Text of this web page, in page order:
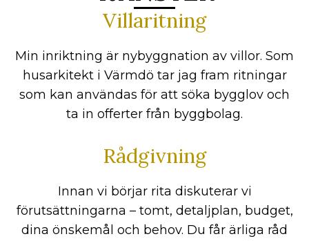
Villaritning
Min inriktning är nybyggnation av villor. Som
husarkitekt i Värmdö tar jag fram ritningar
som kan användas för att söka bygglov och
ta in offerter från byggbolag.
Rådgivning
Innan vi börjar rita diskuterar vi
förutsättningarna – tomt, detaljplan, budget,
dina önskemål och behov. Du får ärliga råd